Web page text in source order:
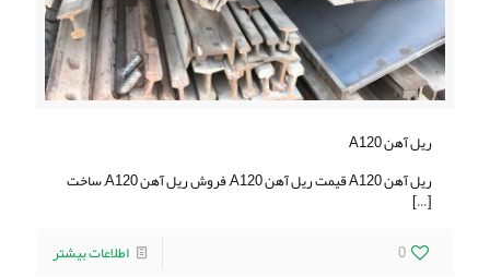
ریل آهن A120
ریل آهن A120 قیمت ریل آهن A120, فروش ریل آهن A120, ساخت
[…]
0
اطلاعات بیشتر